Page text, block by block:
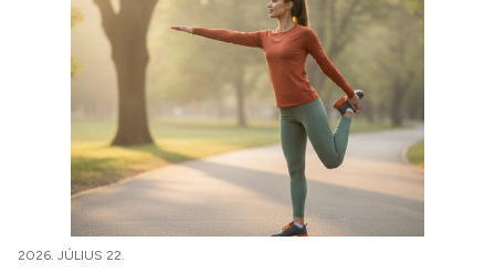
2026. JÚLIUS 22.